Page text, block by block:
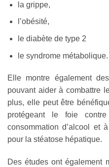
la grippe,
l’obésité,
le diabète de type 2
le syndrome métabolique.
Elle montre également
pouvant aider à combattre
plus, elle peut être
protégeant le foie
consommation d’alcool et
pour la stéatose hépatique.
Des études ont également